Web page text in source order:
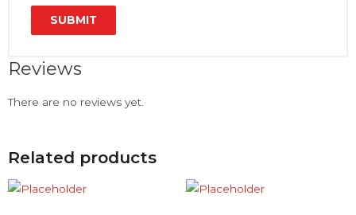
Reviews
There are no reviews yet.
Related products